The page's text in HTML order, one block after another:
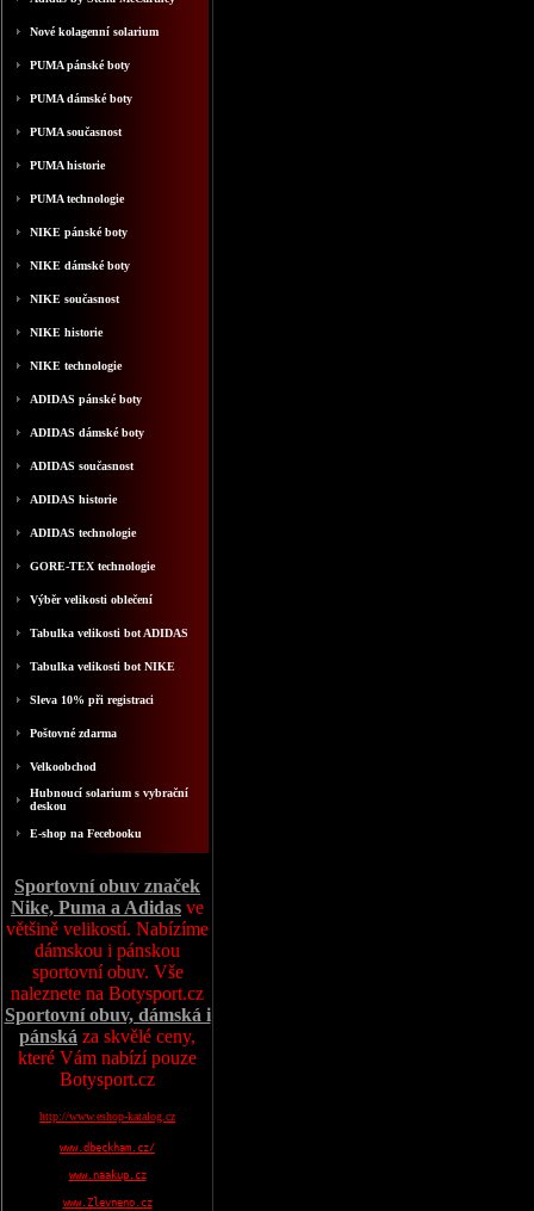
Nové kolagenní solarium
PUMA pánské boty
PUMA dámské boty
PUMA současnost
PUMA historie
PUMA technologie
NIKE pánské boty
NIKE dámské boty
NIKE současnost
NIKE historie
NIKE technologie
ADIDAS pánské boty
ADIDAS dámské boty
ADIDAS současnost
ADIDAS historie
ADIDAS technologie
GORE-TEX technologie
Výběr velikosti oblečení
Tabulka velikosti bot ADIDAS
Tabulka velikosti bot NIKE
Sleva 10% při registraci
Poštovné zdarma
Velkoobchod
Hubnoucí solarium s vybrační
deskou
E-shop na Fecebooku
Sportovní obuv značek
Nike, Puma a Adidas ve
většině velikostí. Nabízíme
dámskou i pánskou
sportovní obuv. Vše
naleznete na Botysport.cz
Sportovní obuv, dámská i
pánská za skvělé ceny,
které Vám nabízí pouze
Botysport.cz
http://www.eshop-katalog.cz
www.dbeckham.cz/
www.naakup.cz
www.Zlevneno.cz